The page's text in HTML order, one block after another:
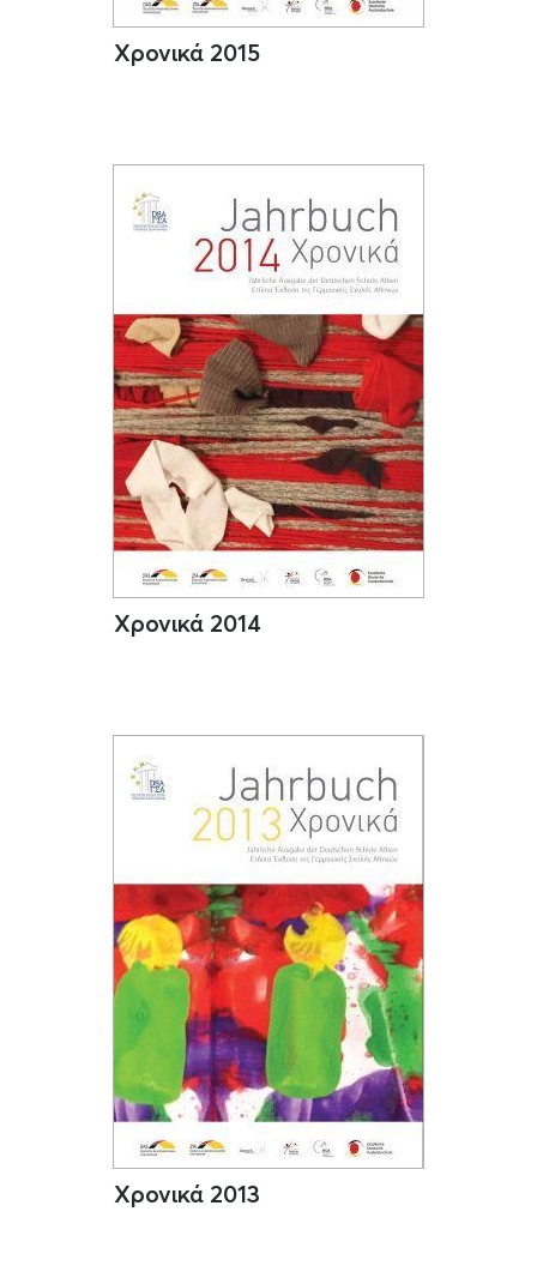
Χρονικά 2015
Χρονικά 2014
Χρονικά 2013